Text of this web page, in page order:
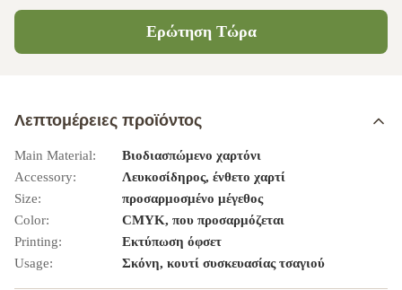
Ερώτηση Τώρα
Λεπτομέρειες προϊόντος
Main Material:
Βιοδιασπώμενο χαρτόνι
Accessory:
Λευκοσίδηρος, ένθετο χαρτί
Size:
προσαρμοσμένο μέγεθος
Color:
CMYK, που προσαρμόζεται
Printing:
Εκτύπωση όφσετ
Usage:
Σκόνη, κουτί συσκευασίας τσαγιού